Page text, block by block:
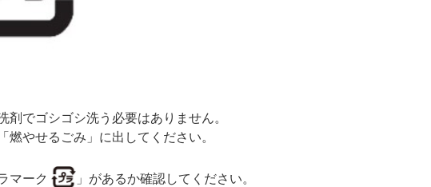
でゴシゴシ洗う必要はありません。
やせるごみ」に出してください。
マーク
」があるか確認してください。